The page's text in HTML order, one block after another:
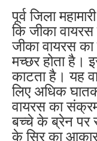
पूर्व जिला
कि जीका
जीका वायरस
मच्छर होता है।
काटता है। यह
लिए अधिक
वायरस का
बच्चे के ब्रेन पर
के सिर का आकार